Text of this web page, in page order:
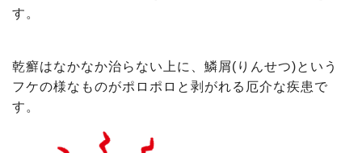
す。
乾癬はなかなか治らない上に、 鱗屑( りんせつ)という
フケの様なものがポロポロと剥がれる厄介な疾患で
す。